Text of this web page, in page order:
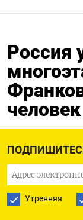
Утренняя
Россия
человек